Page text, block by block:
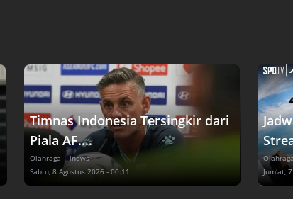
Timnas Indonesia Tersingkir dari
Piala AF....
Olahraga | inews
Sabtu, 8 Agustus 2026 - 00:11
Jum'at,